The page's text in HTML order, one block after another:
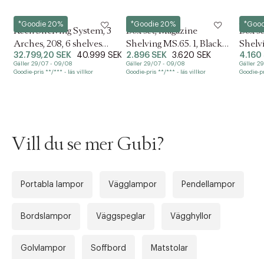
*Goodie 20%
Gubi
Keen Shelving System, 3
Arches, 208, 6 shelves
(Frame: Black Brass, Sh
32.799,20 SEK 40.999 SEK
Gäller 29/07 - 09/08
Goodie-pris **/*** - läs villkor
*Goodie 20%
Moebe
Box set, Magazine
Shelving MS.65. 1, Black
shelves, Black leg
2.896 SEK 3.620 SEK
Gäller 29/07 - 09/08
Goodie-pris **/*** - läs villkor
Moebe
Box
4.160
Gäller
Goodie-
Vill du se mer Gubi?
Portabla lampor Vägglampor Pendellampor
Bordslampor Väggspeglar Vägghyllor
Golvlampor Soffbord Matstolar